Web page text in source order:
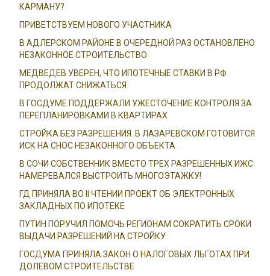
КАРМАНУ?
ПРИВЕТСТВУЕМ НОВОГО УЧАСТНИКА
В АДЛЕРСКОМ РАЙОНЕ В ОЧЕРЕДНОЙ РАЗ ОСТАНОВЛЕНО
НЕЗАКОННОЕ СТРОИТЕЛЬСТВО
МЕДВЕДЕВ УВЕРЕН, ЧТО ИПОТЕЧНЫЕ СТАВКИ В РФ
ПРОДОЛЖАТ СНИЖАТЬСЯ
В ГОСДУМЕ ПОДДЕРЖАЛИ УЖЕСТОЧЕНИЕ КОНТРОЛЯ ЗА
ПЕРЕПЛАНИРОВКАМИ В КВАРТИРАХ
СТРОЙКА БЕЗ РАЗРЕШЕНИЯ. В ЛАЗАРЕВСКОМ ГОТОВИТСЯ
ИСК НА СНОС НЕЗАКОННОГО ОБЪЕКТА
В СОЧИ СОБСТВЕННИК ВМЕСТО ТРЕХ РАЗРЕШЕННЫХ ИЖС
НАМЕРЕВАЛСЯ ВЫСТРОИТЬ МНОГОЭТАЖКУ!
ГД ПРИНЯЛА ВО II ЧТЕНИИ ПРОЕКТ ОБ ЭЛЕКТРОННЫХ
ЗАКЛАДНЫХ ПО ИПОТЕКЕ
ПУТИН ПОРУЧИЛ ПОМОЧЬ РЕГИОНАМ СОКРАТИТЬ СРОКИ
ВЫДАЧИ РАЗРЕШЕНИЙ НА СТРОЙКУ
ГОСДУМА ПРИНЯЛА ЗАКОН О НАЛОГОВЫХ ЛЬГОТАХ ПРИ
ДОЛЕВОМ СТРОИТЕЛЬСТВЕ